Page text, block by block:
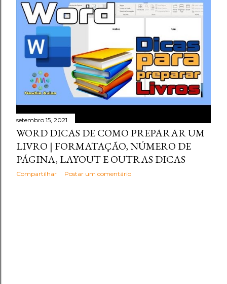
setembro 15, 2021
WORD DICAS DE COMO PREPARAR UM
LIVRO | FORMATAÇÃO, NÚMERO DE
PÁGINA, LAYOUT E OUTRAS DICAS
Compartilhar Postar um comentário